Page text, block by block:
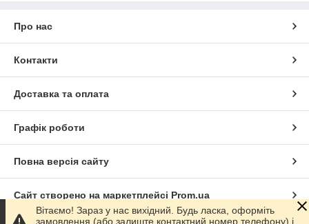
Про нас
Контакти
Доставка та оплата
Графік роботи
Повна версія сайту
Сайт створено на маркетплейсі Prom.ua
Вітаємо! Зараз у нас вихідний. Будь ласка, оформіть
замовлення (або залиште контактний номер телефону) і